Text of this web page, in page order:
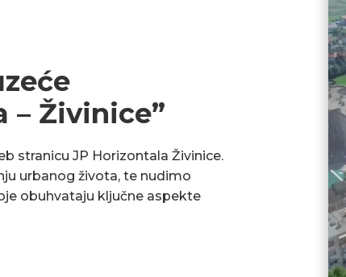
– Živinice”
stranicu JP Horizontala Živinice.
urbanog života, te nudimo
obuhvataju ključne aspekte